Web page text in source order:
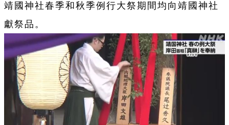
靖國神社春季和秋季例行大祭期間均向靖國神社
獻祭品。